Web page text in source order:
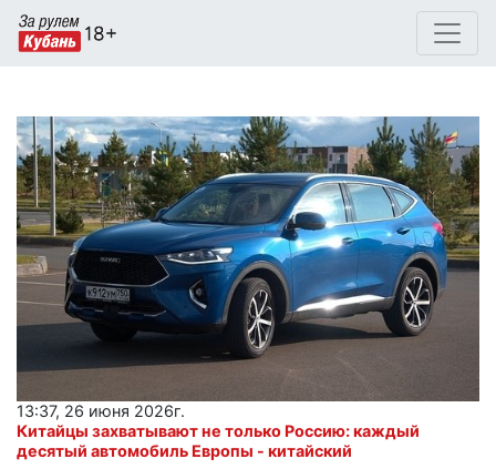
13:37, 26 июня 2026г.
Китайцы захватывают не только Россию: каждый
десятый автомобиль Европы - китайский